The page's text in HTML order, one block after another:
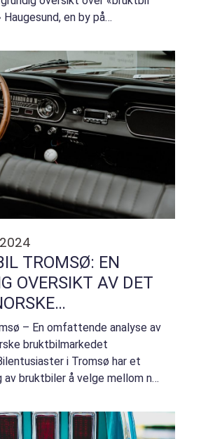
Haugesund, en by på
bruktbilmarked. Med et
TROMSØ: EN
OVERSIKT AV DET
– En omfattende analyse av
bruktbilmarkedet
i Tromsø har et
bruktbiler å velge mellom når
i Tromsø er levende o...